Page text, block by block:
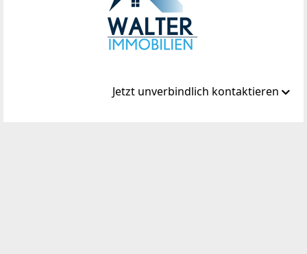
Jetzt unverbindlich kontaktieren